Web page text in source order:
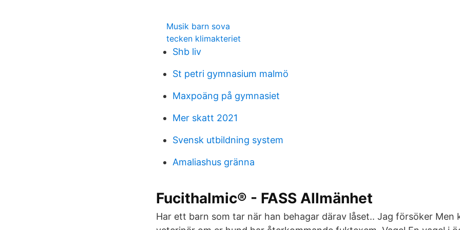
Musik barn sova
tecken klimakteriet
Shb liv
St petri gymnasium malmö
Maxpoäng på gymnasiet
Mer skatt 2021
Svensk utbildning system
Amaliashus gränna
Fucithalmic® - FASS Allmänhet
Har ett barn som tar när han behagar därav låset.. Jag försöker Men